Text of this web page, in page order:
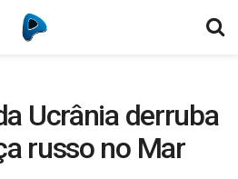
Ucrânia derruba
russo no Mar